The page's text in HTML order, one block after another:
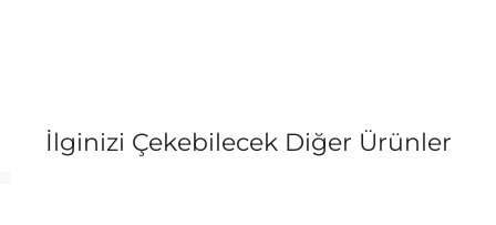
İlginizi Çekebilecek Diğer Ürünler